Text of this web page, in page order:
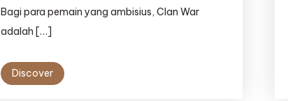
Bagi para pemain yang ambisius, Clan War
adalah […]
Discover